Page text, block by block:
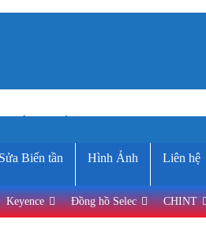
Sửa Biến tần Hình Ảnh Liên hệ
Keyence Đồng hồ Selec CHINT